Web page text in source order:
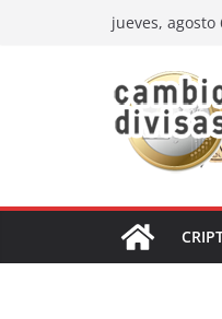
jueves, agosto